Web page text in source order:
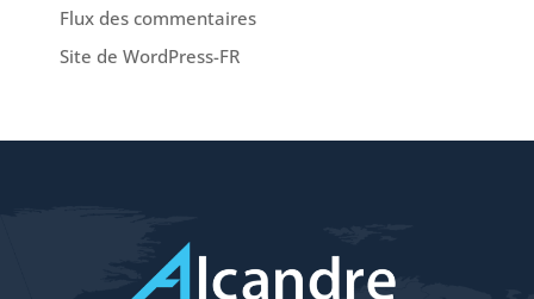
Flux des commentaires
Site de WordPress-FR